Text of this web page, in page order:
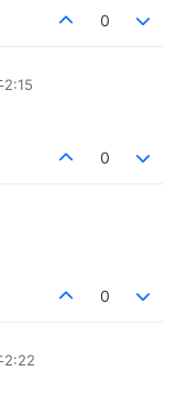
0
2:15
0
0
2:22